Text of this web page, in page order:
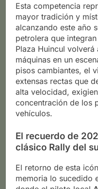
Esta competencia
mayor tradición y
alcanzando este año
petrolera que
Plaza Huincul
máquinas en un
pisos cambiantes, el
extensas rectas que
alta velocidad,
concentración de los
vehículos.
El recuerdo de
clásico Rally del
El retorno de esta
memoria lo sucedido